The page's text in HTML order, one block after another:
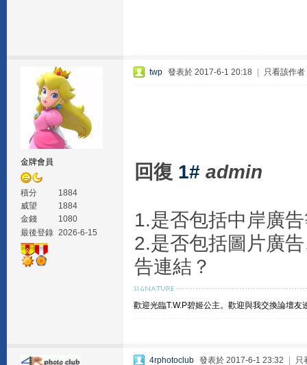
金牌會員
積分
1884
威望
1884
金錢
1080
最後登錄 2026-6-15
twp 發表於 2017-6-1 20:18 只看該作者
回復 1# admin
1.是否包括中岸廣
2.是否包括圖片廣
告連結？
歡迎光臨T.W.P碧姬公主。 歡迎與我交換論壇友
4rphotoclub 發表於 2017-6-1 23:32 只